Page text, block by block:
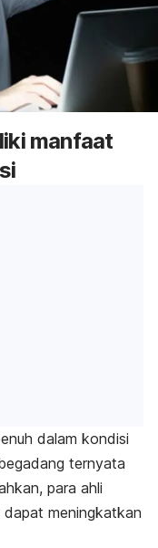
manfaat
dalam kondisi
ternyata
para ahli
meningkatkan